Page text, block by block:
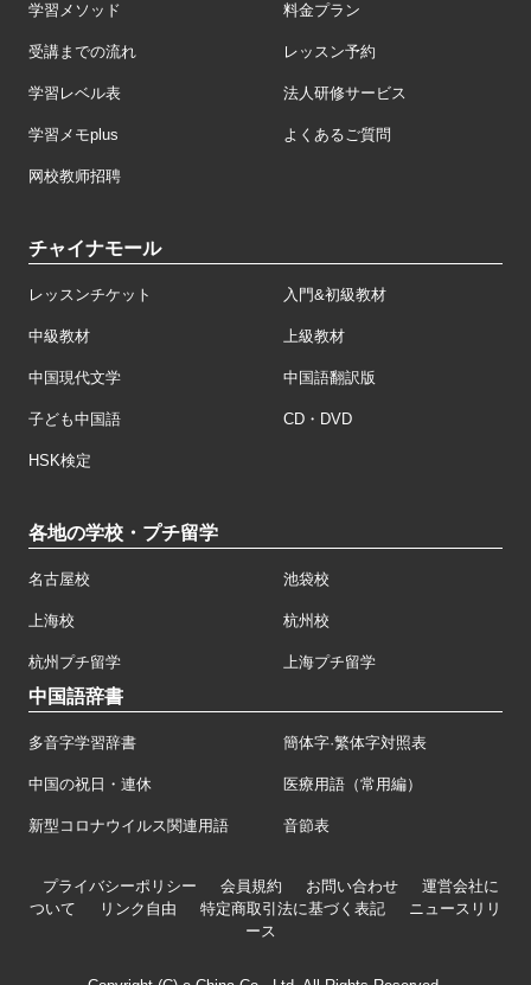
学習メソッド 料金プラン
受講までの流れ レッスン予約
学習レベル表 法人研修サービス
学習メモplus よくあるご質問
网校教师招聘
チャイナモール
レッスンチケット 入門&初級教材
中級教材 上級教材
中国現代文学 中国語翻訳版
子ども中国語 CD・DVD
HSK検定
各地の学校・プチ留学
名古屋校 池袋校
上海校 杭州校
杭州プチ留学 上海プチ留学
中国語辞書
多音字学習辞書 簡体字·繁体字対照表
中国の祝日・連休 医療用語（常用編）
新型コロナウイルス関連用語 音節表
プライバシーポリシー 会員規約 お問い合わせ
運営会社に
ついて
リンク自由 特定商取引法に基づく表記
ニュースリリ
ース